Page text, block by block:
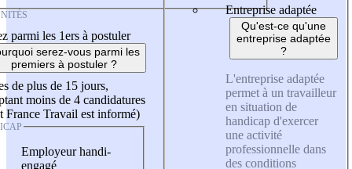
parmi les 1ers à postuler
serez-vous parmi les
premiers à postuler ?
de plus de 15 jours,
moins de 4 candidatures
France Travail est informé)
Employeur handi-
engagé
Entreprise adaptée
Qu'est-ce qu'une
entreprise adaptée
?
L'entreprise adaptée
permet à un travailleur
en situation de
handicap d'exercer
une activité
professionnelle dans
des conditions